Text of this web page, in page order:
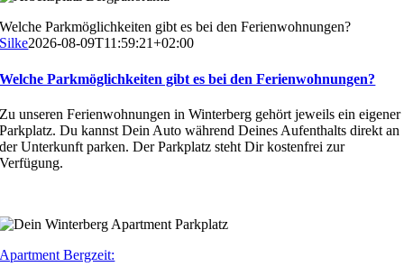
Welche Parkmöglichkeiten gibt es bei den Ferienwohnungen?
Silke2026-08-09T11:59:21+02:00
Welche Parkmöglichkeiten gibt es bei den Ferienwohnungen?
Zu unseren Ferienwohnungen in Winterberg gehört jeweils ein eigener
Parkplatz. Du kannst Dein Auto während Deines Aufenthalts direkt an
der Unterkunft parken. Der Parkplatz steht Dir kostenfrei zur
Verfügung.
Apartment Bergzeit: